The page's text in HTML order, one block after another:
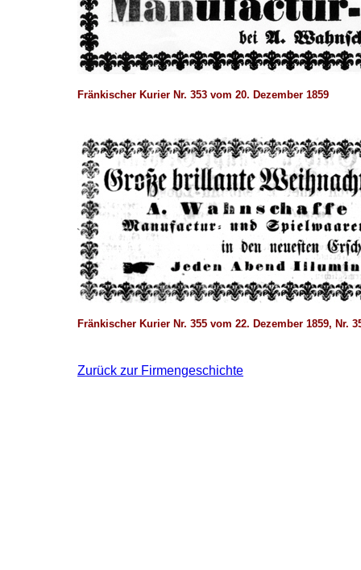
Fränkischer Kurier Nr. 353 vom 20. Dezember 1859
Fränkischer Kurier Nr. 355 vom 22. Dezember 1859, Nr.
Zurück zur Firmengeschichte